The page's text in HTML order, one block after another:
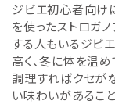
ジビエ初心者向け
を使ったストロガ
する人もいるジビ
高く、冬に体を温
調理すればクセが
い味わいがあるこ